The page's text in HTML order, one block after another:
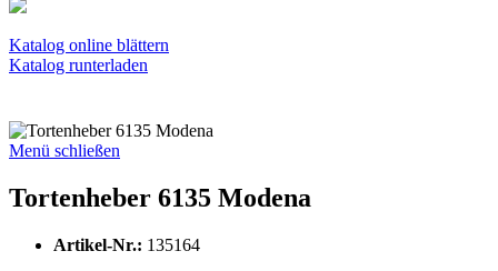
Katalog online blättern
Katalog runterladen
Menü schließen
Tortenheber 6135 Modena
Artikel-Nr.: 135164